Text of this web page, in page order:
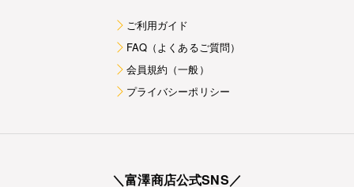
ご利用ガイド
FAQ（よくあるご質問）
会員規約（一般）
プライバシーポリシー
＼富澤商店公式SNS／